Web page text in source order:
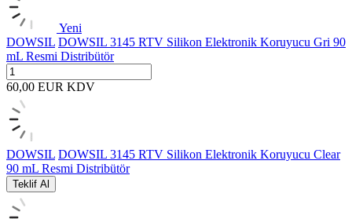
Yeni
DOWSIL DOWSIL 3145 RTV Silikon Elektronik Koruyucu Gri 90
mL Resmi Distribütör
60,00 EUR KDV
DOWSIL DOWSIL 3145 RTV Silikon Elektronik Koruyucu Clear
90 mL Resmi Distribütör
Teklif Al